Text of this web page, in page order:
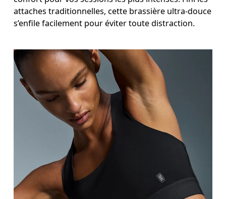
attaches traditionnelles, cette brassière ultra-douce
s’enfile facilement pour éviter toute distraction.